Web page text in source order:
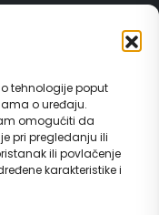
tehnologije poput
o uređaju.
omogućiti da
pri pregledanju ili
ili povlačenje
karakteristike i